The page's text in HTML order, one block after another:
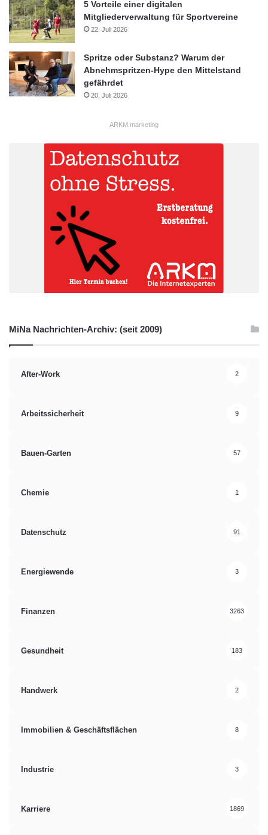
Online-Reservierungsportal Sommerwetter
Sommerzeit
5 Vorteile einer digitalen
Mitgliederverwaltung für Sportvereine
22. Juli 2026
Spritze oder Substanz? Warum der
Abnehmspritzen-Hype den Mittelstand
gefährdet
20. Juli 2026
ARKM.marketing
MiNa Nachrichten-Archiv: (seit 2009)
After-Work 2
Arbeitssicherheit 9
Bauen-Garten 57
Chemie 1
Datenschutz 91
Energiewende 3
Finanzen 3263
Gesundheit 183
Handwerk 2
Immobilien & Geschäftsflächen 8
Industrie 3
Karriere 1869